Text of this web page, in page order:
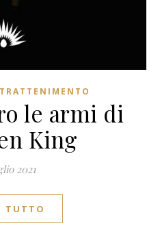
le armi di
King
2021
TUTTO